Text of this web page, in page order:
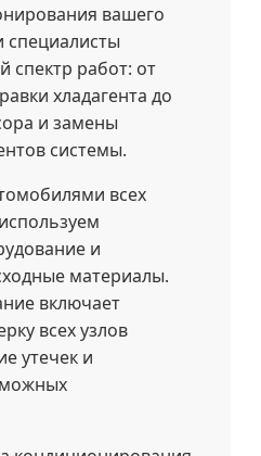
вашего
спектр работ: от
хладагента до
и замены
системы.
всех
и
материалы.
включает
всех узлов
утечек и